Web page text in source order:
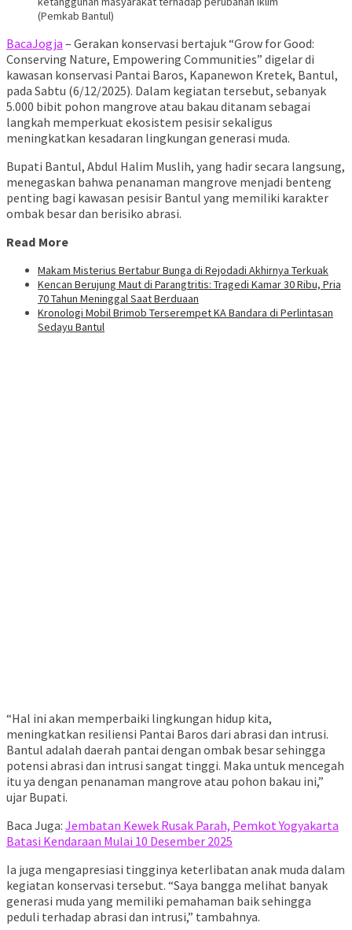
(Pemkab Bantul)
BacaJogja – Gerakan konservasi bertajuk “Grow for Good:
Conserving Nature, Empowering Communities” digelar di
kawasan konservasi Pantai Baros, Kapanewon Kretek, Bantul,
pada Sabtu (6/12/2025). Dalam kegiatan tersebut, sebanyak
5.000 bibit pohon mangrove atau bakau ditanam sebagai
langkah memperkuat ekosistem pesisir sekaligus
meningkatkan kesadaran lingkungan generasi muda.
Bupati Bantul, Abdul Halim Muslih, yang hadir secara langsung,
menegaskan bahwa penanaman mangrove menjadi benteng
penting bagi kawasan pesisir Bantul yang memiliki karakter
ombak besar dan berisiko abrasi.
Read More
Makam Misterius Bertabur Bunga di Rejodadi Akhirnya Terkuak
Kencan Berujung Maut di Parangtritis: Tragedi Kamar 30 Ribu, Pria
70 Tahun Meninggal Saat Berduaan
Kronologi Mobil Brimob Terserempet KA Bandara di Perlintasan
Sedayu Bantul
“Hal ini akan memperbaiki lingkungan hidup kita,
meningkatkan resiliensi Pantai Baros dari abrasi dan intrusi.
Bantul adalah daerah pantai dengan ombak besar sehingga
potensi abrasi dan intrusi sangat tinggi. Maka untuk mencegah
itu ya dengan penanaman mangrove atau pohon bakau ini,”
ujar Bupati.
Baca Juga: Jembatan Kewek Rusak Parah, Pemkot Yogyakarta
Batasi Kendaraan Mulai 10 Desember 2025
Ia juga mengapresiasi tingginya keterlibatan anak muda dalam
kegiatan konservasi tersebut. “Saya bangga melihat banyak
generasi muda yang memiliki pemahaman baik sehingga
peduli terhadap abrasi dan intrusi,” tambahnya.